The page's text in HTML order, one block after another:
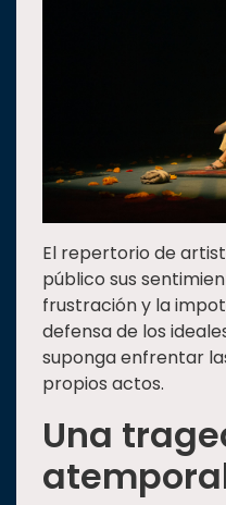
El repertorio de
público sus
frustración y la
defensa de los
suponga enfrentar
propios actos.
Una